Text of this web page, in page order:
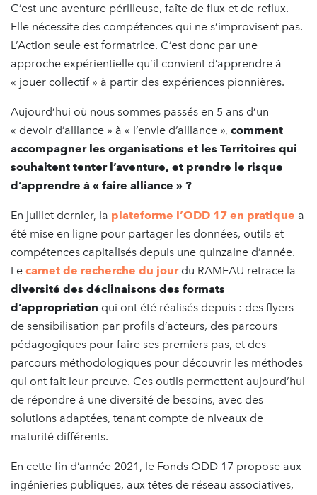
C’est une aventure périlleuse, faîte de flux et de reflux.
Elle nécessite des compétences qui ne s’improvisent pas.
L’Action seule est formatrice. C’est donc par une
approche expérientielle qu’il convient d’apprendre à
« jouer collectif » à partir des expériences pionnières.
Aujourd’hui où nous sommes passés en 5 ans d’un
« devoir d’alliance » à « l’envie d’alliance », comment
accompagner les organisations et les Territoires qui
souhaitent tenter l’aventure, et prendre le risque
d’apprendre à « faire alliance » ?
En juillet dernier, la plateforme l’ODD 17 en pratique a
été mise en ligne pour partager les données, outils et
compétences capitalisés depuis une quinzaine d’année.
Le carnet de recherche du jourdu RAMEAU retrace la
diversité des déclinaisons des formats
d’appropriation qui ont été réalisés depuis : des flyers
de sensibilisation par profils d’acteurs, des parcours
pédagogiques pour faire ses premiers pas, et des
parcours méthodologiques pour découvrir les méthodes
qui ont fait leur preuve. Ces outils permettent aujourd’hui
de répondre à une diversité de besoins, avec des
solutions adaptées, tenant compte de niveaux de
maturité différents.
En cette fin d’année 2021, le Fonds ODD 17 propose aux
ingénieries publiques, aux têtes de réseau associatives,